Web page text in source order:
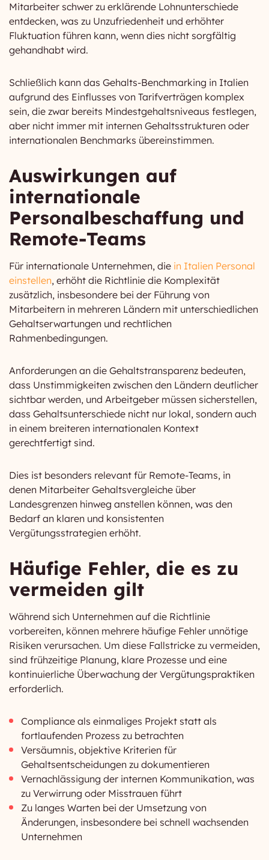
Mitarbeiter schwer zu erklärende Lohnunterschiede
entdecken, was zu Unzufriedenheit und erhöhter
Fluktuation führen kann, wenn dies nicht sorgfältig
gehandhabt wird.
Schließlich kann das Gehalts-Benchmarking in Italien
aufgrund des Einflusses von Tarifverträgen komplex
sein, die zwar bereits Mindestgehaltsniveaus festlegen,
aber nicht immer mit internen Gehaltsstrukturen oder
internationalen Benchmarks übereinstimmen.
Auswirkungen auf
internationale
Personalbeschaffung und
Remote-Teams
Für internationale Unternehmen, die in Italien Personal
einstellen, erhöht die Richtlinie die Komplexität
zusätzlich, insbesondere bei der Führung von
Mitarbeitern in mehreren Ländern mit unterschiedlichen
Gehaltserwartungen und rechtlichen
Rahmenbedingungen.
Anforderungen an die Gehaltstransparenz bedeuten,
dass Unstimmigkeiten zwischen den Ländern deutlicher
sichtbar werden, und Arbeitgeber müssen sicherstellen,
dass Gehaltsunterschiede nicht nur lokal, sondern auch
in einem breiteren internationalen Kontext
gerechtfertigt sind.
Dies ist besonders relevant für Remote-Teams, in
denen Mitarbeiter Gehaltsvergleiche über
Landesgrenzen hinweg anstellen können, was den
Bedarf an klaren und konsistenten
Vergütungsstrategien erhöht.
Häufige Fehler, die es zu
vermeiden gilt
Während sich Unternehmen auf die Richtlinie
vorbereiten, können mehrere häufige Fehler unnötige
Risiken verursachen. Um diese Fallstricke zu vermeiden,
sind frühzeitige Planung, klare Prozesse und eine
kontinuierliche Überwachung der Vergütungspraktiken
erforderlich.
Compliance als einmaliges Projekt statt als
fortlaufenden Prozess zu betrachten
Versäumnis, objektive Kriterien für
Gehaltsentscheidungen zu dokumentieren
Vernachlässigung der internen Kommunikation, was
zu Verwirrung oder Misstrauen führt
Zu langes Warten bei der Umsetzung von
Änderungen, insbesondere bei schnell wachsenden
Unternehmen